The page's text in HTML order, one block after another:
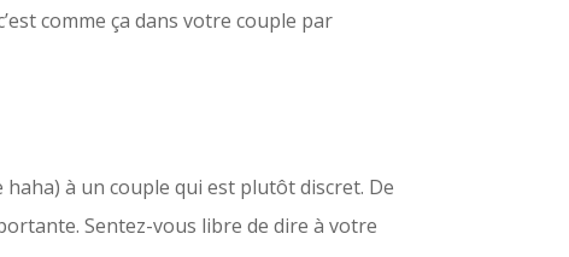
comme ça dans votre couple par
à un couple qui est plutôt discret. De
Sentez-vous libre de dire à votre